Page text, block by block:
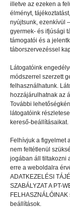
illetve az ezeken a
élményt,
nyújtsunk, ezenkívül
gyermek- és ifjúsági
támogatói és a
táborszervezéssel
Látogatóink
módszerrel szerzett
felhasználhatunk.
hozzájárulhatnak az
További
látogatóink
kereső-beállításaikat.
Felhívjuk a figyelmet
nem feltétlenül
jogában áll tiltakozni
erre a weboldalra
ADATKEZELÉSI
SZABÁLYZAT A PT-
beállítások.
INTERJÚ 20